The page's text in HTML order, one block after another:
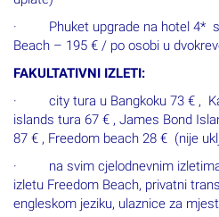
· Phuket upgrade na hotel 4*
Beach – 195 € / po osobi u
FAKULTATIVNI IZLETI:
· city tura u Bangkoku 73 € ,
islands tura 67 € , James Bond
87 € , Freedom beach 28 € (nije
· na svim cjelodnevnim izletima
izletu Freedom Beach, privatni
engleskom jeziku, ulaznice za